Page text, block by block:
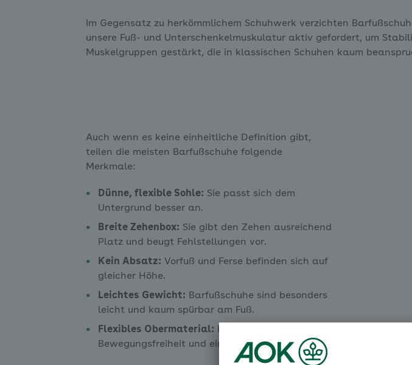
Im Gegensatz zu herkömmlichem Schuhwerk verzichten
unsere Fuß- und Unterschenkelmuskulatur aktiv gefordert, um
Muskelgruppen gestärkt, die in klassischen Schuhen kaum
Auch wenn es keine einheitliche Definition gibt,
teilen die meisten Barfußschuhe folgende
Merkmale:
Dünne, flexible Sohle: Sie passt sich dem
Untergrund besser an.
Breite Zehenbox: Sie gibt den Zehen ausreichend
Platz und beugt Fehlstellungen vor.
Kein Absatz: Vorfuß und Ferse befinden sich auf
gleicher Höhe.
Leichtes Gewicht: Barfußschuhe sind besonders
leicht und kaum spürbar am Fuß.
Flexibles Obermaterial:
Bewegungsfreiheit und eine gute Passform.